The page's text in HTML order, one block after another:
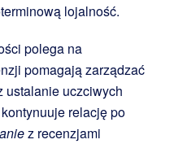
lojalność.
polega na
pomagają zarządzać
ustalanie uczciwych
kontynuuje relację po
z recenzjami